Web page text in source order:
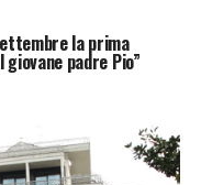
la prima
padre Pio”